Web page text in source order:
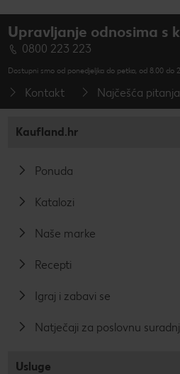
Upravljanje odnosima s
0800 223 223
Dostupni smo od ponedjeljka do petka, od 8.00 do
Kontakt Najčešća pitanja
Kaufland.hr
Ponuda
Katalozi
Naše marke
Recepti
Igraj i zabavi se
Natječaji za poslovnu
Usluge